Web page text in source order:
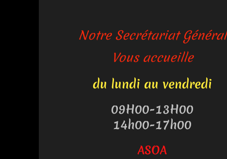
Notre Secrétariat Général
Vous accueille
du lundi au vendredi
09H00-13H00
14h00-17h00
ASOA